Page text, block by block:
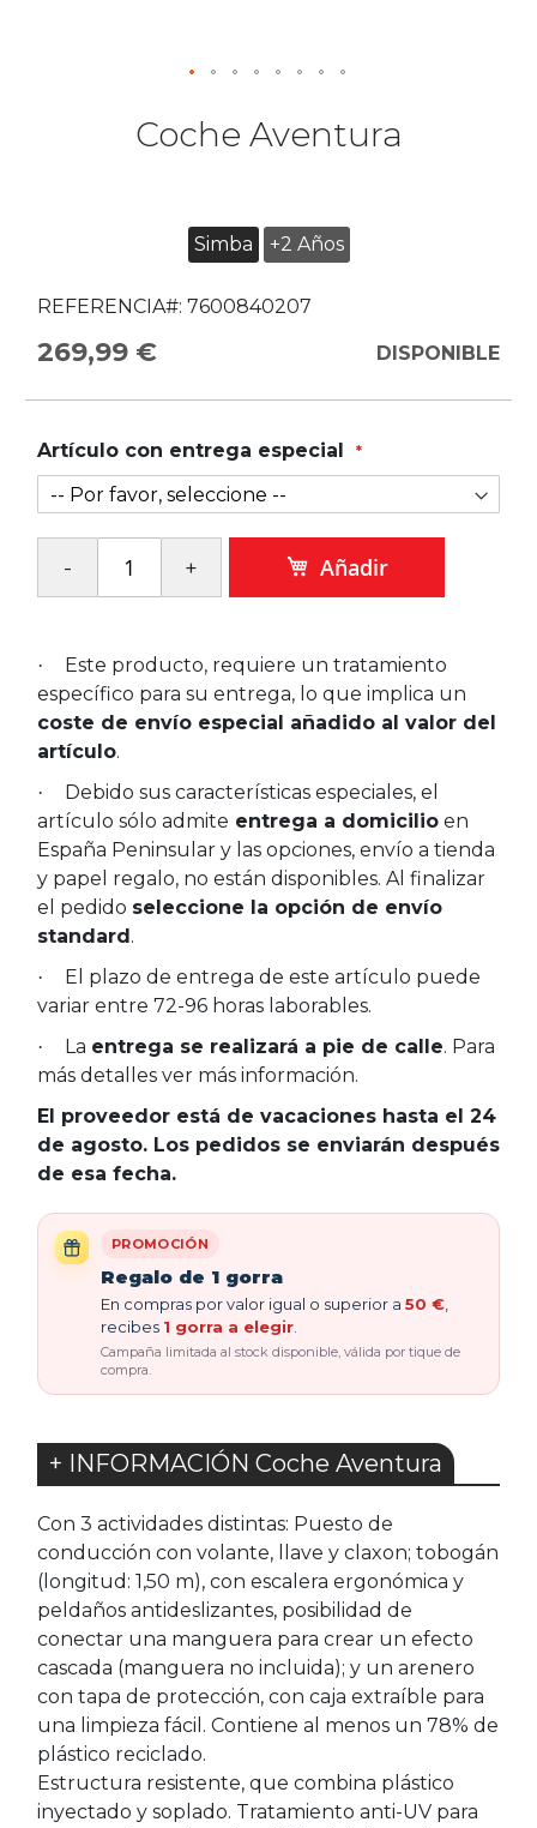
Coche Aventura
Simba +2 Años
REFERENCIA#: 7600840207
269,99 € DISPONIBLE
Artículo con entrega especial
Añadir
·
Este producto, requiere un tratamiento
específico para su entrega, lo que implica un
coste de envío especial añadido al valor del
artículo.
·
Debido sus características especiales, el
artículo sólo admite entrega a domicilio en
España Peninsular y las opciones, envío a tienda
y papel regalo, no están disponibles. Al finalizar
el pedido seleccione la opción de envío
standard.
·
El plazo de entrega de este artículo puede
variar entre 72-96 horas laborables.
· La entrega se realizará a pie de calle. Para
más detalles ver más información.
El proveedor está de vacaciones hasta el 24
de agosto. Los pedidos se enviarán después
de esa fecha.
PROMOCIÓN
Regalo de 1 gorra
En compras por valor igual o superior a 50 €
recibes 1 gorra a elegir
Campaña limitada al stock disponible, válida por tique de
compra.
+ INFORMACIÓN Coche Aventura
Con 3 actividades distintas: Puesto de
conducción con volante, llave y claxon; tobogán
(longitud: 1,50 m), con escalera ergonómica y
peldaños antideslizantes, posibilidad de
conectar una manguera para crear un efecto
cascada (manguera no incluida); y un arenero
con tapa de protección, con caja extraíble para
una limpieza fácil. Contiene al menos un 78% de
plástico reciclado.
Estructura resistente, que combina plástico
inyectado y soplado. Tratamiento anti-UV para